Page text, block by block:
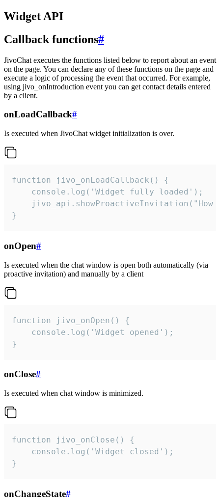
Widget API
Callback functions#
JivoChat executes the functions listed below to report about an event
on the page. You can declare any of these functions on the page and
execute a logic of processing the event that occurred. For example,
using jivo_onIntroduction event you can get contact details entered
by a client.
onLoadCallback#
Is executed when JivoChat widget initialization is over.
function jivo_onLoadCallback() {
    console.log('Widget fully loaded');
jivo_api.showProactiveInvitation("How
}
onOpen#
Is executed when the chat window is open both automatically (via
proactive invitation) and manually by a client
function jivo_onOpen() {
    console.log('Widget opened');
}
onClose#
Is executed when chat window is minimized.
function jivo_onClose() {
    console.log('Widget closed');
}
onChangeState#